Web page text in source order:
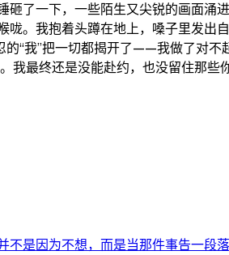
砸了一下，一些陌生又尖锐的画面
咙。我抱着头蹲在地上，嗓子里发
的“我”把一切都揭开了——我做了对
我最终还是没能赴约，也没留住那
是因为不想，而是当那件事告一段